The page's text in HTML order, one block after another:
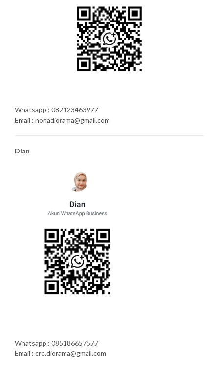
Whatsapp : 082123463977
Email : nonadiorama@gmail.com
Dian
Whatsapp : 085186657577
Email : cro.diorama@gmail.com